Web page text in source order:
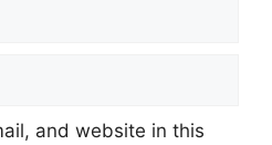
and website in this